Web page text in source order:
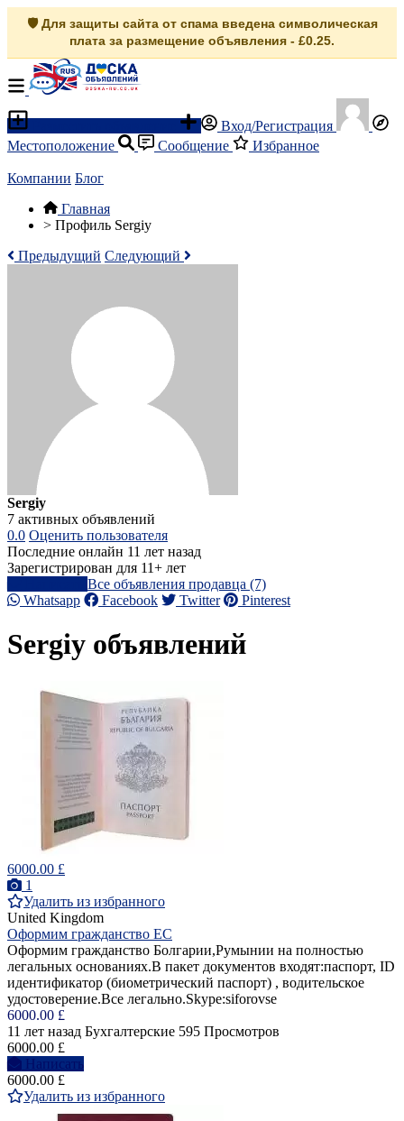
🛡️ Для защиты сайта от спама введена символическая
плата за размещение объявления - £0.25.
Вход/Регистрация
Местоположение
Сообщение Избранное
Компании Блог
Главная
> Профиль Sergiy
Предыдущий Следующий
Sergiy
7 активных объявлений
0.0 Оценить пользователя
Последние онлайн 11 лет назад
Зарегистрирован для 11+ лет
Все объявления продавца (7)
Whatsapp
Facebook Twitter Pinterest
Sergiy объявлений
6000.00 £
1
Удалить из избранного
United Kingdom
Оформим гражданство ЕС
Оформим гражданство Болгарии,Румынии на полностью
легальных основаниях.В пакет документов входят:паспорт, ID
идентификатор (биометрический паспорт) , водительское
удостоверение.Все легально.Skype:siforovse
6000.00 £
11 лет назад Бухгалтерские 595 Просмотров
6000.00 £
Написать
6000.00 £
Удалить из избранного